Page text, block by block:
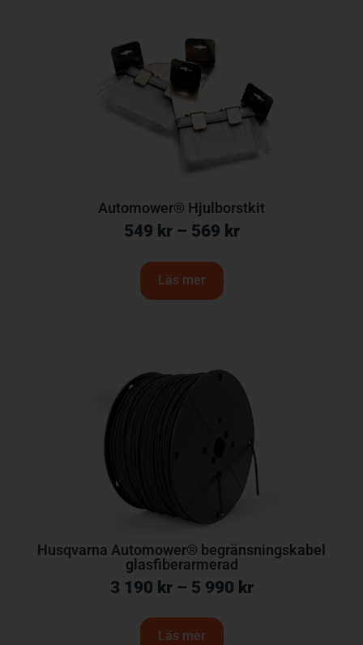
Automower® Hjulborstkit
549 kr – 569 kr
Läs mer
Husqvarna Automower® begränsningskabel
glasfiberarmerad
3 190 kr – 5 990 kr
Läs mer